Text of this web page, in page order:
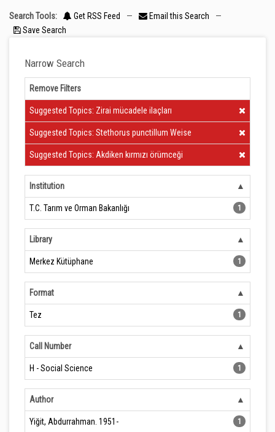
Search Tools: Get RSS Feed — Email this Search
—
Save Search
Narrow Search
Remove Filters
Clear Filter
Suggested Topics: Zirai mücadele ilaçları
Clear Filter
Suggested Topics: Stethorus punctillum Weise
Clear Filter
Suggested Topics: Akdiken kırmızı örümceği
Institution
T.C. Tarım ve Orman Bakanlığı 1
Library
Merkez Kütüphane 1
Format
Tez 1
Call Number
H - Social Science 1
Author
Yiğit, Abdurrahman. 1951- 1